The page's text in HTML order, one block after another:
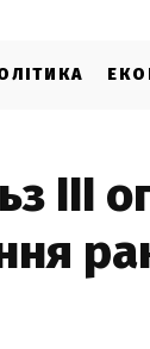
III